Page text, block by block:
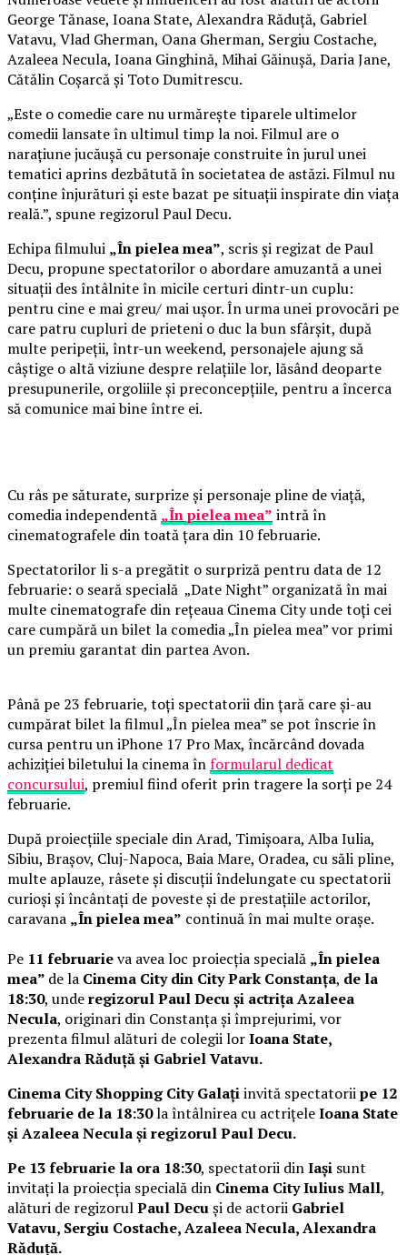
George Tănase, Ioana State, Alexandra Răduță, Gabriel
Vatavu, Vlad Gherman, Oana Gherman, Sergiu Costache,
Azaleea Necula, Ioana Ginghină, Mihai Găinușă, Daria Jane,
Cătălin Coșarcă și Toto Dumitrescu.
„Este o comedie care nu urmărește tiparele ultimelor
comedii lansate în ultimul timp la noi. Filmul are o
narațiune jucăușă cu personaje construite în jurul unei
tematici aprins dezbătută în societatea de astăzi. Filmul nu
conține înjurături și este bazat pe situații inspirate din viața
reală.”, spune regizorul Paul Decu.
Echipa filmului „În pielea mea”, scris și regizat de Paul
Decu, propune spectatorilor o abordare amuzantă a unei
situații des întâlnite în micile certuri dintr-un cuplu:
pentru cine e mai greu/ mai ușor. În urma unei provocări pe
care patru cupluri de prieteni o duc la bun sfârșit, după
multe peripeții, într-un weekend, personajele ajung să
câștige o altă viziune despre relațiile lor, lăsând deoparte
presupunerile, orgoliile și preconcepțiile, pentru a încerca
să comunice mai bine între ei.
Cu râs pe săturate, surprize și personaje pline de viață,
comedia independentă „În pielea mea” intră în
cinematografele din toată țara din 10 februarie.
Spectatorilor li s-a pregătit o surpriză pentru data de 12
februarie: o seară specială „Date Night” organizată în mai
multe cinematografe din rețeaua Cinema City unde toți cei
care cumpără un bilet la comedia „În pielea mea” vor primi
un premiu garantat din partea Avon.
Până pe 23 februarie, toți spectatorii din țară care și-au
cumpărat bilet la filmul „În pielea mea” se pot înscrie în
cursa pentru un iPhone 17 Pro Max, încărcând dovada
achiziției biletului la cinema înformularul dedicat
concursului, premiul fiind oferit prin tragere la sorți pe 24
februarie.
După proiecțiile speciale din Arad, Timișoara, Alba Iulia,
Sibiu, Brașov, Cluj-Napoca, Baia Mare, Oradea, cu săli pline,
multe aplauze, râsete și discuții îndelungate cu spectatorii
curioși și încântați de poveste și de prestațiile actorilor,
caravana „În pielea mea” continuă în mai multe orașe.
Pe 11 februarieva avea loc proiecția specială „În pielea
mea” de la Cinema City din City Park Constanța, de la
18:30, underegizorul Paul Decu și actrița Azaleea
Necula, originari din Constanța și împrejurimi, vor
prezenta filmul alături de colegii lorIoana State,
Alexandra Răduță și Gabriel Vatavu.
Cinema City Shopping City Galațiinvită spectatoriipe 12
februarie de la 18:30la întâlnirea cu actrițeleIoana State
și Azaleea Necula și regizorul Paul Decu.
Pe 13 februarie la ora 18:30, spectatorii dinIași sunt
invitați la proiecția specială din Cinema City Iulius Mall,
alături de regizorulPaul Decuși de actorii Gabriel
Vatavu, Sergiu Costache, Azaleea Necula, Alexandra
Răduță.